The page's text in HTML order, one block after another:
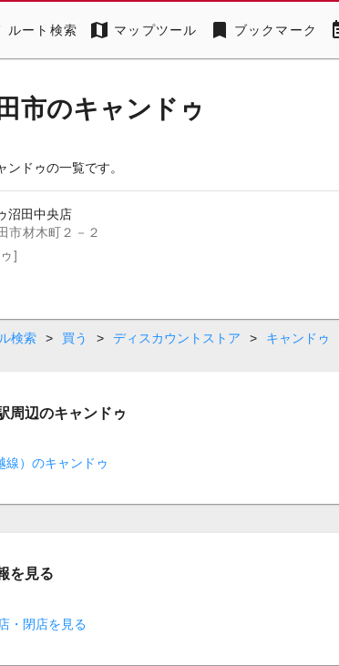
ルート検索 map マップツール bookmark ブックマーク
市のキャンドゥ
ドゥの一覧です。
沼田中央店
市材木町２－２
]
検索 > 買う > ディスカウントストア > キャンドゥ
周辺のキャンドゥ
線）のキャンドゥ
を見る
・閉店を見る